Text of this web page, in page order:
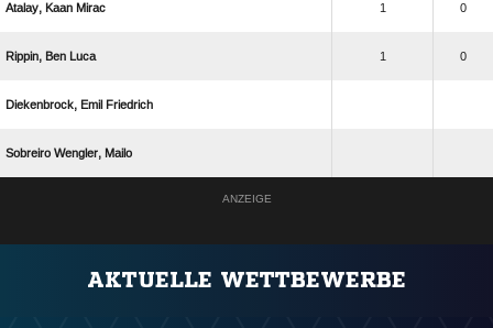
   1 0
   1 0
  
  
ANZEIGE
AKTUELLE WETTBEWERBE